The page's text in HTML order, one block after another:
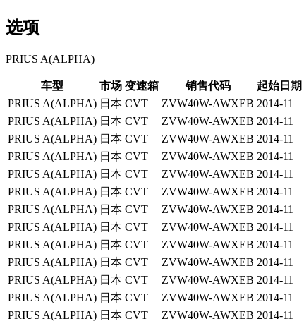
选项
PRIUS A(ALPHA)
车型 市场 变速箱 销售代码 起始日期
PRIUS A(ALPHA) 日本 CVT ZVW40W-AWXEB 2014-11
PRIUS A(ALPHA) 日本 CVT ZVW40W-AWXEB 2014-11
PRIUS A(ALPHA) 日本 CVT ZVW40W-AWXEB 2014-11
PRIUS A(ALPHA) 日本 CVT ZVW40W-AWXEB 2014-11
PRIUS A(ALPHA) 日本 CVT ZVW40W-AWXEB 2014-11
PRIUS A(ALPHA) 日本 CVT ZVW40W-AWXEB 2014-11
PRIUS A(ALPHA) 日本 CVT ZVW40W-AWXEB 2014-11
PRIUS A(ALPHA) 日本 CVT ZVW40W-AWXEB 2014-11
PRIUS A(ALPHA) 日本 CVT ZVW40W-AWXEB 2014-11
PRIUS A(ALPHA) 日本 CVT ZVW40W-AWXEB 2014-11
PRIUS A(ALPHA) 日本 CVT ZVW40W-AWXEB 2014-11
PRIUS A(ALPHA) 日本 CVT ZVW40W-AWXEB 2014-11
PRIUS A(ALPHA) 日本 CVT ZVW40W-AWXEB 2014-11